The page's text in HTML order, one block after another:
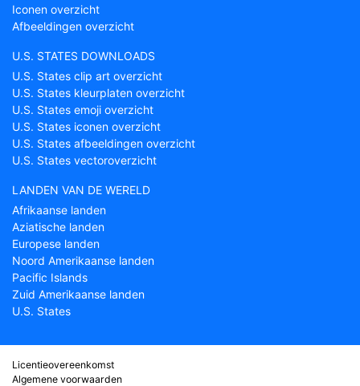
Iconen overzicht
Afbeeldingen overzicht
U.S. STATES DOWNLOADS
U.S. States clip art overzicht
U.S. States kleurplaten overzicht
U.S. States emoji overzicht
U.S. States iconen overzicht
U.S. States afbeeldingen overzicht
U.S. States vectoroverzicht
LANDEN VAN DE WERELD
Afrikaanse landen
Aziatische landen
Europese landen
Noord Amerikaanse landen
Pacific Islands
Zuid Amerikaanse landen
U.S. States
Licentieovereenkomst
Algemene voorwaarden